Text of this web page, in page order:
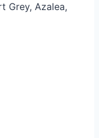
Grey, Azalea,